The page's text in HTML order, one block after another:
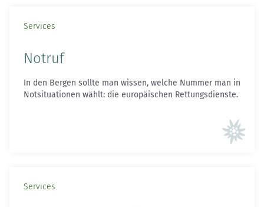
Services
Notruf
In den Bergen sollte man wissen, welche Nummer man in
Notsituationen wählt: die europäischen Rettungsdienste.
Services